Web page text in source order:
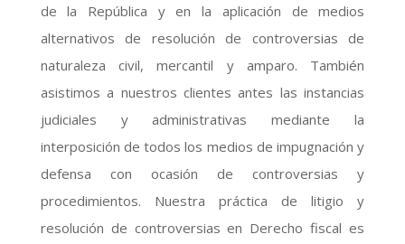
de la República y en la aplicación de medios
alternativos de resolución de controversias de
naturaleza civil, mercantil y amparo. También
asistimos a nuestros clientes antes las instancias
judiciales y administrativas mediante la
interposición de todos los medios de impugnación y
defensa con ocasión de controversias y
procedimientos. Nuestra práctica de litigio y
resolución de controversias en Derecho fiscal es